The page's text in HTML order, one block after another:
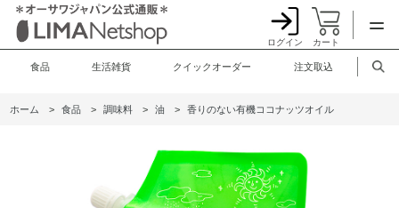
ログイン カート
食品 生活雑貨 クイックオーダー 注文取込
ホーム > 食品 > 調味料 > 油 > 香りのない有機ココナッツオイル